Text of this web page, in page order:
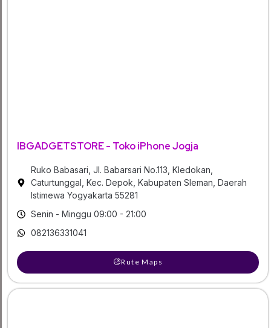
IBGADGETSTORE - Toko iPhone Jogja
Ruko Babasari, Jl. Babarsari No.113, Kledokan,
Caturtunggal, Kec. Depok, Kabupaten Sleman, Daerah
Istimewa Yogyakarta 55281
Senin - Minggu 09:00 - 21:00
082136331041
Rute Maps